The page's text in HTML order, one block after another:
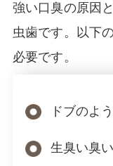
強い口臭の原因
虫歯です。以下
必要です。
ドブのよ
生臭い臭い